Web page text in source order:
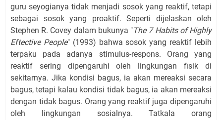
guru seyogianya tidak menjadi sosok yang reaktif, tetapi
sebagai sosok yang proaktif. Seperti dijelaskan oleh
Stephen R. Covey dalam bukunya "The 7 Habits of Highly
Eftective People" (1993) bahwa sosok yang reaktif lebih
terpaku pada adanya stimulus-respons. Orang yang
reaktif sering dipengaruhi oleh lingkungan fisik di
sekitarnya. Jika kondisi bagus, ia akan mereaksi secara
bagus, tetapi kalau kondisi tidak bagus, ia akan mereaksi
dengan tidak bagus. Orang yang reaktif juga dipengaruhi
oleh lingkungan sosialnya. Tatkala orang